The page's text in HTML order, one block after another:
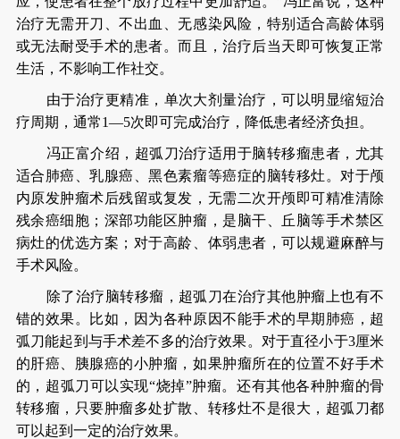
治疗无需开刀、不出血、无感染风险，特别适合高龄体弱
或无法耐受手术的患者。而且，治疗后当天即可恢复正常
生活，不影响工作社交。
由于治疗更精准，单次大剂量治疗，可以明显缩短治
疗周期，通常1—5次即可完成治疗，降低患者经济负担。
冯正富介绍，超弧刀治疗适用于脑转移瘤患者，尤其
适合肺癌、乳腺癌、黑色素瘤等癌症的脑转移灶。对于颅
内原发肿瘤术后残留或复发，无需二次开颅即可精准清除
残余癌细胞；深部功能区肿瘤，是脑干、丘脑等手术禁区
病灶的优选方案；对于高龄、体弱患者，可以规避麻醉与
手术风险。
除了治疗脑转移瘤，超弧刀在治疗其他肿瘤上也有不
错的效果。比如，因为各种原因不能手术的早期肺癌，超
弧刀能起到与手术差不多的治疗效果。对于直径小于3厘米
的肝癌、胰腺癌的小肿瘤，如果肿瘤所在的位置不好手术
的，超弧刀可以实现“烧掉”肿瘤。还有其他各种肿瘤的骨
转移瘤，只要肿瘤多处扩散、转移灶不是很大，超弧刀都
可以起到一定的治疗效果。